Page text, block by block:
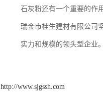
石灰粉还有一个重要的作
瑞金市桂生建材有限公司
实力和规模的领头型企业。
http://www.sjgssh.com